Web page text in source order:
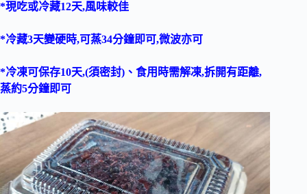
*現吃或冷藏12天,風味較佳
*冷藏3天變硬時,可蒸34分鐘即可,微波亦可
*冷凍可保存10天,(須密封)、食用時需解凍,拆開有距離,
蒸約5分鐘即可